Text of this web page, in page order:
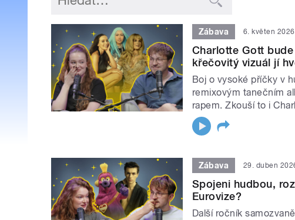
Zábava 6. květen 2026
Charlotte Gott
křečovitý vizuál jí
Boj o vysoké příčky v
remixovým tanečním
rapem. Zkouší to i
Zábava 29. duben
Spojeni hudbou,
Eurovize?
Další ročník